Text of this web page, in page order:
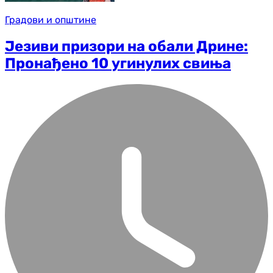
Градови и општине
Језиви призори на обали Дрине:
Пронађено 10 угинулих свиња